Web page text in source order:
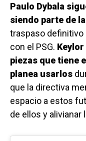
Paulo Dybala
siendo parte de
traspaso definitivo
con el PSG. Keylor
piezas que tiene
planea usarlos
que la directiva
espacio a estos
de ellos y alivianar